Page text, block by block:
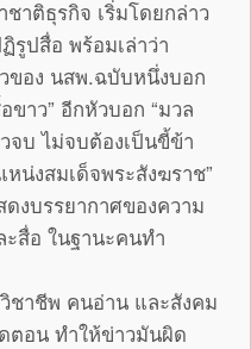
าติธุรกิจ เริ่มโดยกล่าว
รูปสื่อ พร้อมเล่าว่า
ของ นสพ.ฉบับหนึ่งบอก
ขาว” อีกหัวบอก “มวล
จบ ไม่จบต้องเป็นขี้ข้า
น่งสมเด็จพระสังฆราช”
งบรรยากาศของความ
สื่อ ในฐานะคนทำ
ชาชีพ คนอ่าน และสังคม
ตอน ทำให้ข่าวมันผิด